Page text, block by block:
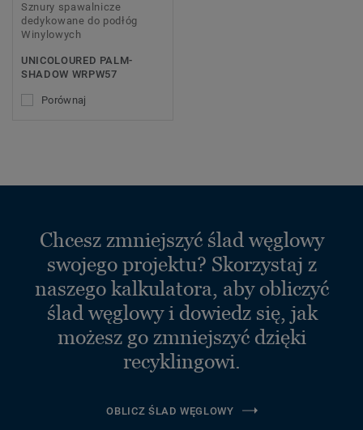
Sznury spawalnicze
dedykowane do podłóg
Winylowych
UNICOLOURED PALM-
SHADOW WRPW57
Porównaj
Chcesz zmniejszyć ślad węglowy
swojego projektu? Skorzystaj z
naszego kalkulatora, aby obliczyć
ślad węglowy i dowiedz się, jak
możesz go zmniejszyć dzięki
recyklingowi.
OBLICZ ŚLAD WĘGLOWY